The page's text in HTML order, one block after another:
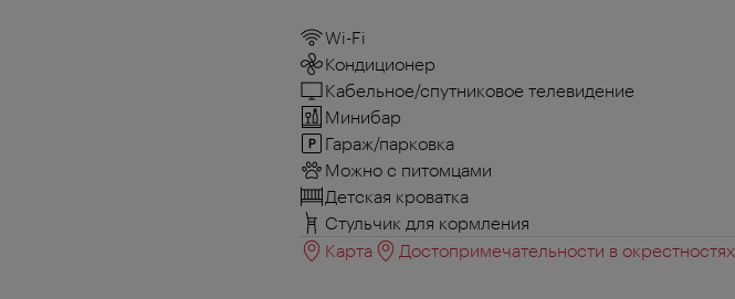
Wi-Fi
Кондиционер
Кабельное/спутниковое телевидение
Минибар
Гараж/парковка
Можно с питомцами
Детская кроватка
Стульчик для кормления
Карта
Достопримечательности в окрестностях